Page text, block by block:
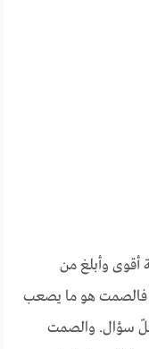
وأبلغ من
فالصمت هو ما يصعب
سؤال. والصمت